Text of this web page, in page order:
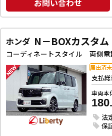
お問い合わせ
ホンダ N－BOXカスタム
支払
車両本
法
保
届出済